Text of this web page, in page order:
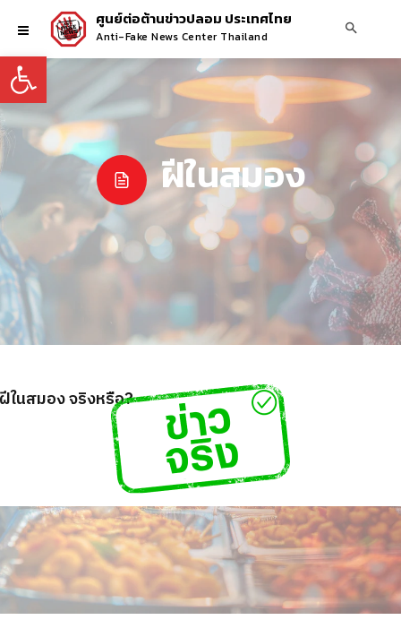
Open toolbar
ศูนย์ต่อต้านข่าวปลอม ประเทศไทย
Anti-Fake News Center Thailand
ฝีในสมอง
ในสมอง จริงหรือ?